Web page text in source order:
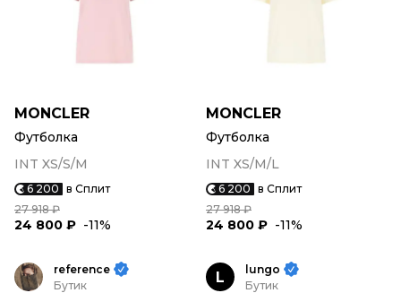
MONCLER
Футболка
INT XS/S/M
6 200 в Сплит
27 918 ₽
24 800 ₽ -11%
MONCLER
Футболка
INT XS/M/L
6 200 в Сплит
27 918 ₽
24 800 ₽ -11%
reference
Бутик
L
lungo
Бутик